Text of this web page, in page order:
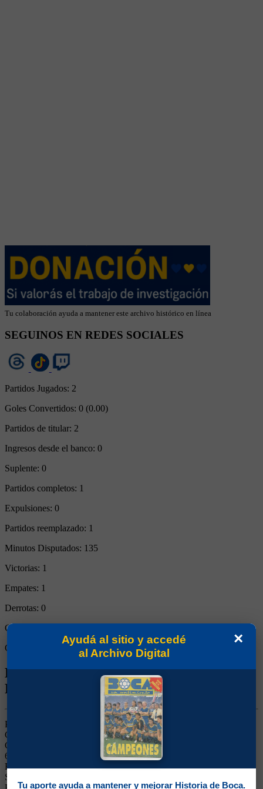
Tu colaboración ayuda a mantener este archivo histórico en línea
SEGUINOS EN REDES SOCIALES
Partidos Jugados: 2
Goles Convertidos: 0 (0.00)
Partidos de titular: 2
Ingresos desde el banco: 0
Suplente: 0
Partidos completos: 1
Expulsiones: 0
Partidos reemplazado: 1
Minutos Disputados: 135
Victorias: 1
Empates: 1
Derrotas: 0
Goles de Boca:
Goles rivales:
Biografía de Mario Emilio Heriberto
Boyé
Puntero Derecho. Ganó 6 títulos (Campeonato 1943 y 1944, Copa
Carlos Ibarguren 1944, Copa Competencia Británica 1946 y Copas
Confraternidad 1945 y 1946). Jugó en la Selección 14 partidos con
6 goles (mientras fue jugador de Boca). Debutó en un 4-2 ante
Ecuador el 31/01/1945. Ganó los sudamericanos de 1945, 46 y 47.
Surgido de las Inferiores. Comenzó en Boca en la sexta división.
×
Ayudá al sitio y accedé
al Archivo Digital
Tu aporte ayuda a mantener y mejorar Historia de Boca.